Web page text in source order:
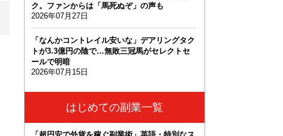
ク。ファンからは「馬死ぬぞ」の声も
2026年07月27日
「なんかコントレイル安いな」デアリングタク
トが3.3億円の陰で…無敗三冠馬がセレクトセ
ールで明暗
2026年07月15日
はじめての副業一覧